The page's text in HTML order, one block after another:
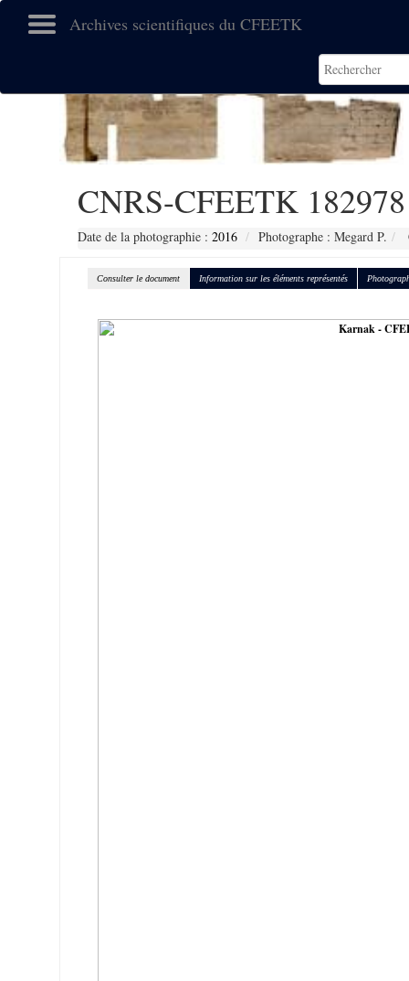
Archives scientifiques du CFEETK
CNRS-CFEETK 182978
Date de la photographie : 2016 Photographe : Megard P.
Consulter le document Information sur les éléments représentés